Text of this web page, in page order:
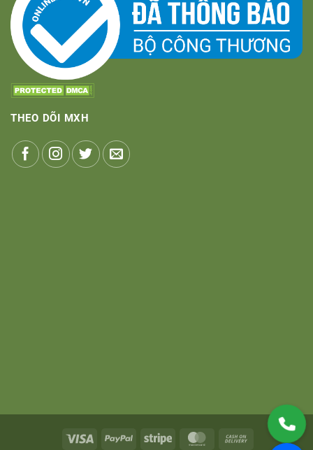
THEO DÕI MXH
Visa PayPal Stripe MasterCardCash